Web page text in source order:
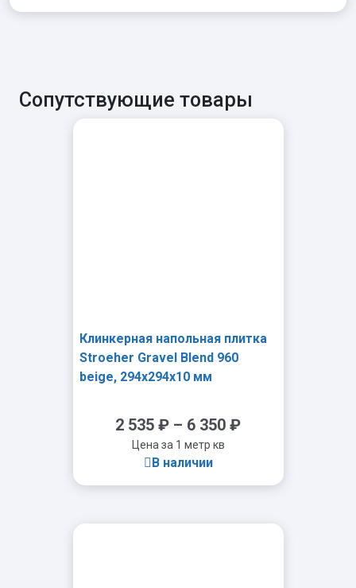
Сопутствующие товары
Клинкерная напольная плитка
Stroeher Gravel Blend 960
beige, 294x294x10 мм
2 535 ₽ – 6 350 ₽
Цена за 1 метр кв
В наличии